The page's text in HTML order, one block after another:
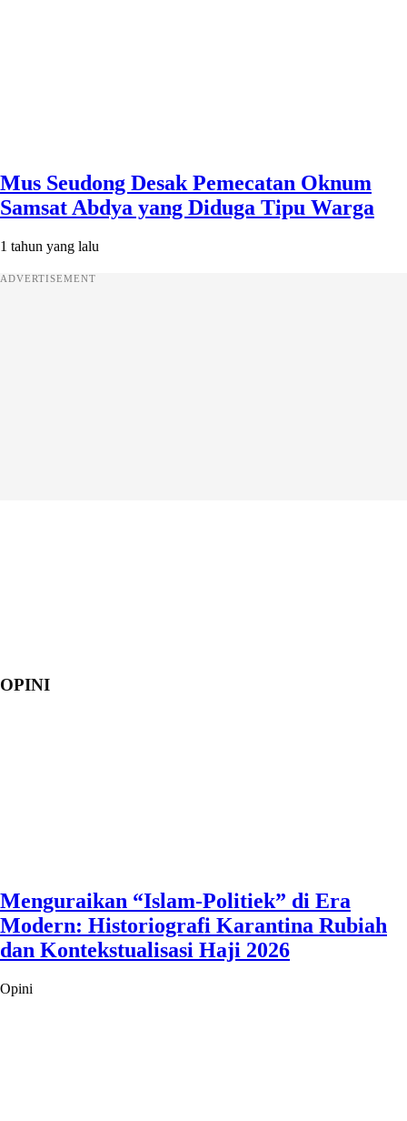
Mus Seudong Desak Pemecatan Oknum
Samsat Abdya yang Diduga Tipu Warga
1 tahun yang lalu
ADVERTISEMENT
OPINI
Menguraikan “Islam-Politiek” di Era
Modern: Historiografi Karantina Rubiah
dan Kontekstualisasi Haji 2026
Opini